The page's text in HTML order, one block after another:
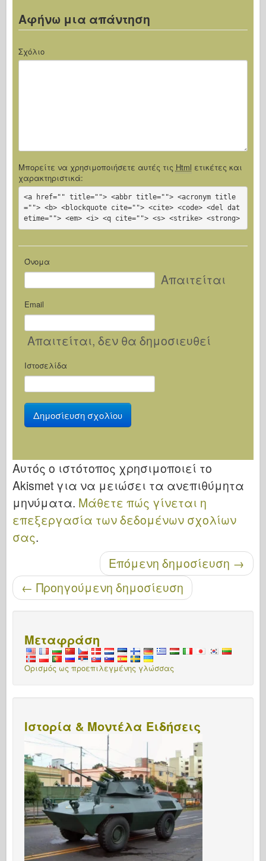
Αφήνω μια απάντηση
Σχόλιο
Μπορείτε να χρησιμοποιήσετε αυτές τις Html ετικέτες και
χαρακτηριστικά:
<a href="" title=""> <abbr title=""> <acronym title
=""> <b> <blockquote cite=""> <cite> <code> <del dat
etime=""> <em> <i> <q cite=""> <s> <strike> <strong>
Όνομα
Απαιτείται
Email
Απαιτείται, δεν θα δημοσιευθεί
Ιστοσελίδα
Αυτός ο ιστότοπος χρησιμοποιεί το
Akismet για να μειώσει τα ανεπιθύμητα
μηνύματα. Μάθετε πώς γίνεται η
επεξεργασία των δεδομένων σχολίων
σας.
Μετά την περιήγησηΕπόμενη δημοσίευση →
← Προηγούμενη δημοσίευση
Μεταφράση
Ορισμός ως προεπιλεγμένης γλώσσας
Ιστορία & Μοντέλα Ειδήσεις